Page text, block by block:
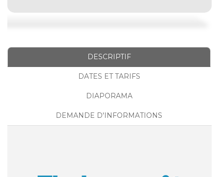
DESCRIPTIF
DATES ET TARIFS
DIAPORAMA
DEMANDE D'INFORMATIONS